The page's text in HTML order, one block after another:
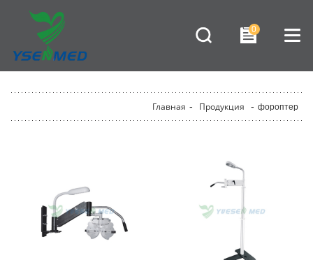
0
Главная - Продукция - фороптер